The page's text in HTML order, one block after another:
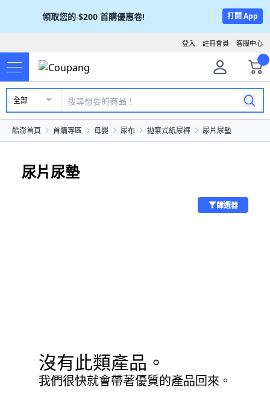
領取您的 $200 首購優惠卷! 打開 App
客服中心
註冊會員
登入
全部
酷澎首頁 首購專區 母嬰 尿布 拋棄式紙尿褲 尿片尿墊
尿片尿墊
篩選器
沒有此類產品。
我們很快就會帶著優質的產品回來。